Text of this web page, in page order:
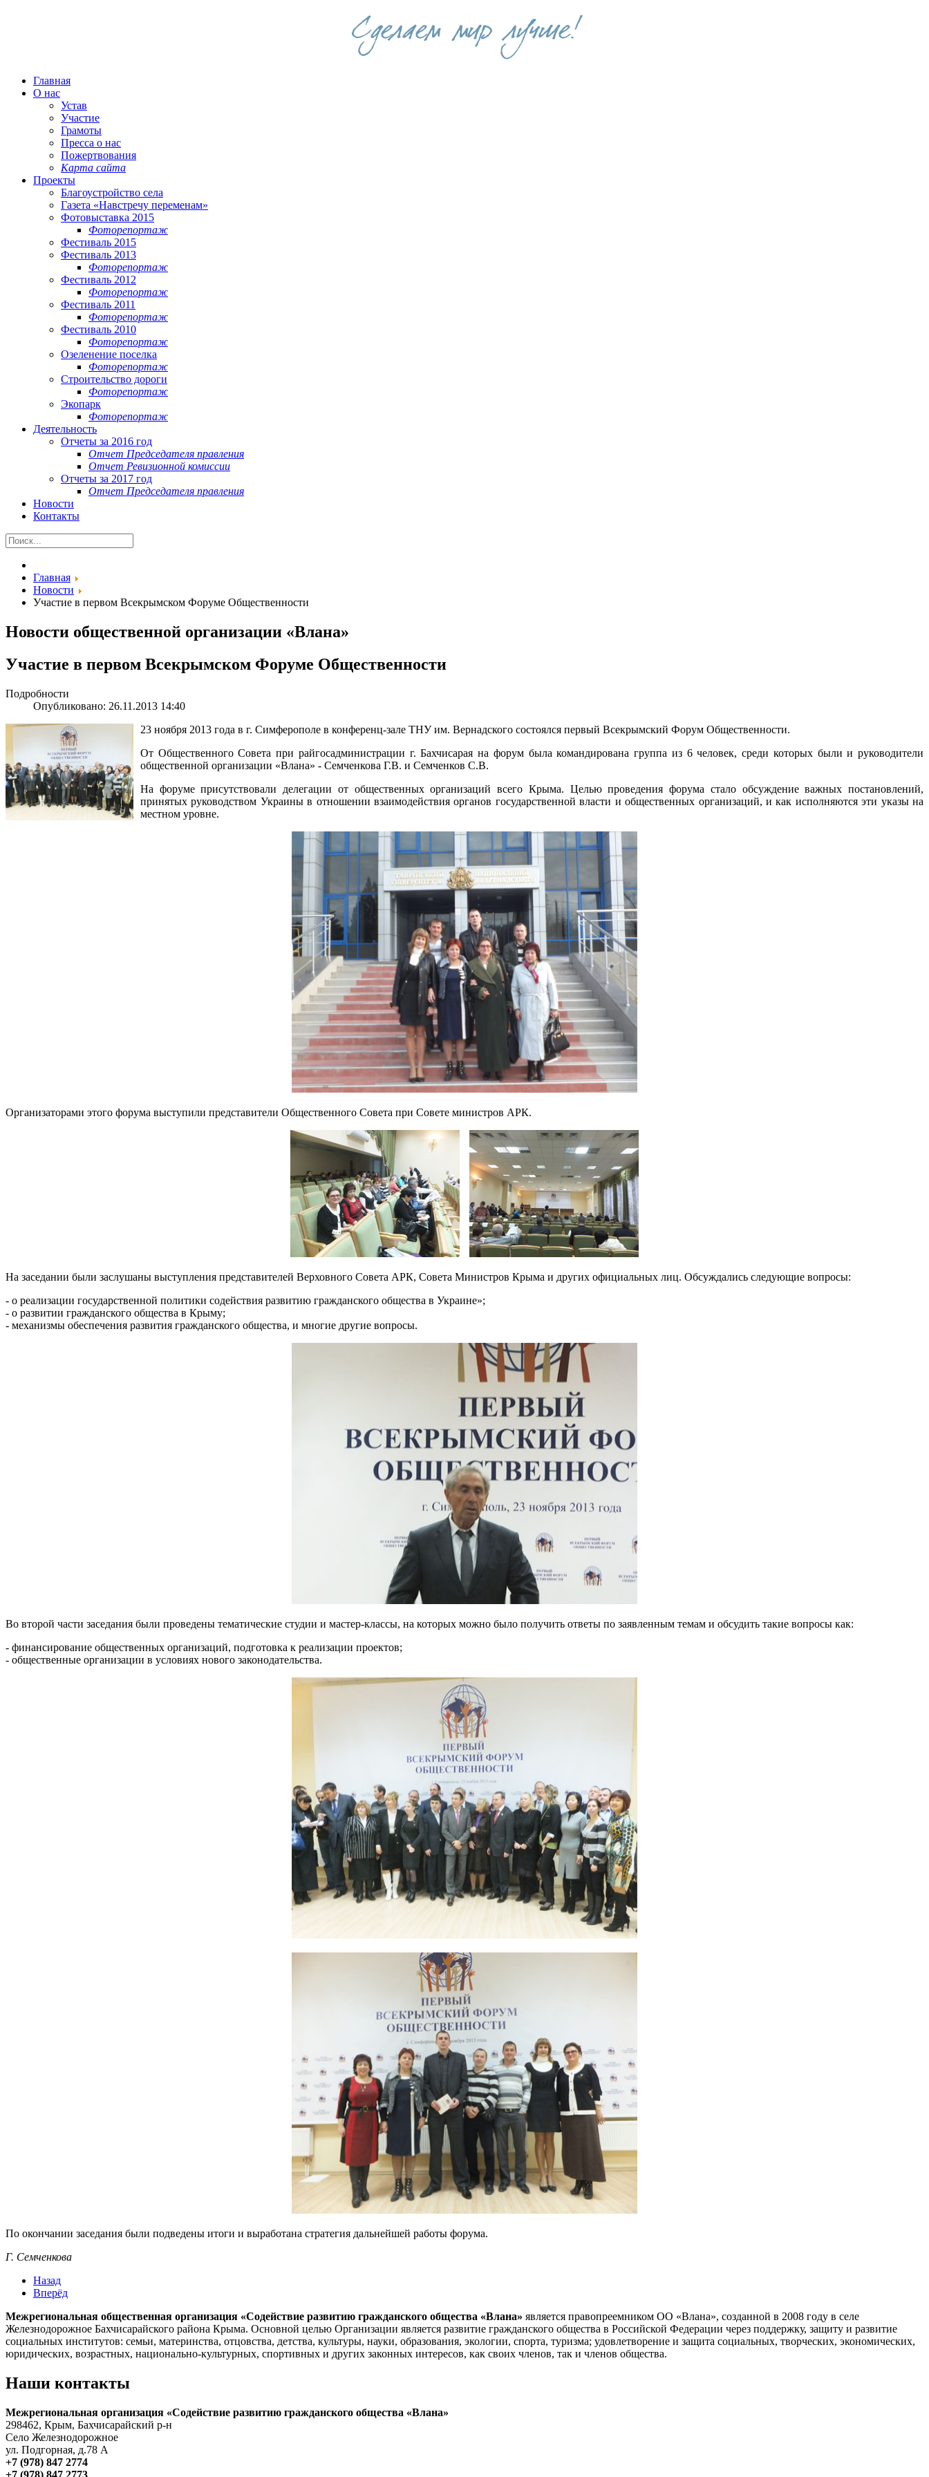
Главная
О нас
Устав
Участие
Грамоты
Пресса о нас
Пожертвования
Карта сайта
Проекты
Благоустройство села
Газета «Навстречу переменам»
Фотовыставка 2015
Фоторепортаж
Фестиваль 2015
Фестиваль 2013
Фоторепортаж
Фестиваль 2012
Фоторепортаж
Фестиваль 2011
Фоторепортаж
Фестиваль 2010
Фоторепортаж
Озеленение поселка
Фоторепортаж
Строительство дороги
Фоторепортаж
Экопарк
Фоторепортаж
Деятельность
Отчеты за 2016 год
Отчет Председателя правления
Отчет Ревизионной комиссии
Отчеты за 2017 год
Отчет Председателя правления
Новости
Контакты
Главная
Новости
Участие в первом Всекрымском Форуме Общественности
Новости общественной организации «Влана»
Участие в первом Всекрымском Форуме Общественности
Подробности
Опубликовано: 26.11.2013 14:40
23 ноября 2013 года в г. Симферополе в конференц-зале ТНУ им. Вернадского состоялся первый Всекрымский Форум Общественности.
От Общественного Совета при райгосадминистрации г. Бахчисарая на форум была командирована группа из 6 человек, среди которых были и руководители
общественной организации «Влана» - Семченкова Г.В. и Семченков С.В.
На форуме присутствовали делегации от общественных организаций всего Крыма. Целью проведения форума стало обсуждение важных постановлений,
принятых руководством Украины в отношении взаимодействия органов государственной власти и общественных организаций, и как исполняются эти указы на
местном уровне.
Организаторами этого форума выступили представители Общественного Совета при Совете министров АРК.
На заседании были заслушаны выступления представителей Верховного Совета АРК, Совета Министров Крыма и других официальных лиц. Обсуждались следующие вопросы:
- о реализации государственной политики содействия развитию гражданского общества в Украине»;
- о развитии гражданского общества в Крыму;
- механизмы обеспечения развития гражданского общества, и многие другие вопросы.
Во второй части заседания были проведены тематические студии и мастер-классы, на которых можно было получить ответы по заявленным темам и обсудить такие вопросы как:
- финансирование общественных организаций, подготовка к реализации проектов;
- общественные организации в условиях нового законодательства.
По окончании заседания были подведены итоги и выработана стратегия дальнейшей работы форума.
Г. Семченкова
Назад
Вперёд
Межрегиональная общественная организация «Содействие развитию гражданского общества «Влана» является правопреемником ОО «Влана», созданной в 2008 году в селе
Железнодорожное Бахчисарайского района Крыма. Основной целью Организации является развитие гражданского общества в Российской Федерации через поддержку, защиту и развитие
социальных институтов: семьи, материнства, отцовства, детства, культуры, науки, образования, экологии, спорта, туризма; удовлетворение и защита социальных, творческих, экономических,
юридических, возрастных, национально-культурных, спортивных и других законных интересов, как своих членов, так и членов общества.
Наши контакты
Межрегиональная организация «Содействие развитию гражданского общества «Влана»
298462, Крым, Бахчисарайский р-н
Село Железнодорожное
ул. Подгорная, д.78 А
+7 (978) 847 2774
+7 (978) 847 2773